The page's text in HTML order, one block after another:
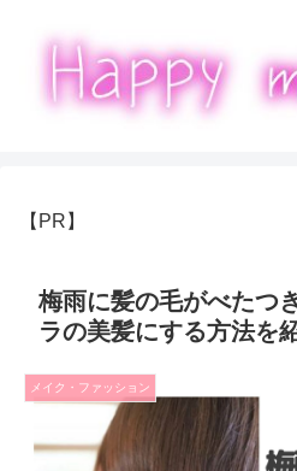
【PR】
梅雨に髪の毛がべたつ
ラの美髪にする方法を
メイク・ファッション